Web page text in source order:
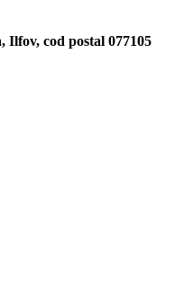
Ilfov, cod postal 077105